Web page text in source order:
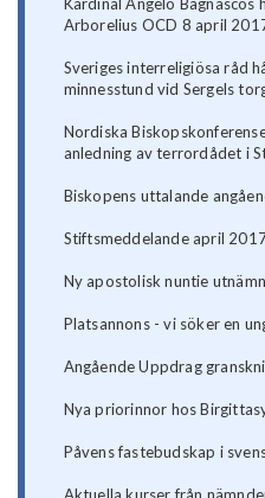
Kardinal Angelo
Arborelius OCD 8 april
Sveriges interreligiösa råd
minnesstund vid Sergels
Nordiska
anledning av terrordådet i
Biskopens uttalande
Stiftsmeddelande april
Ny apostolisk nuntie
Platsannons - vi söker en
Angående Uppdrag
Nya priorinnor hos
Påvens fastebudskap i